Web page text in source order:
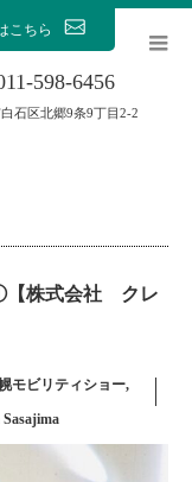
こちら
598-6456
石区北郷9条9丁目2-2
株式会社 クレ
モビリティショー,